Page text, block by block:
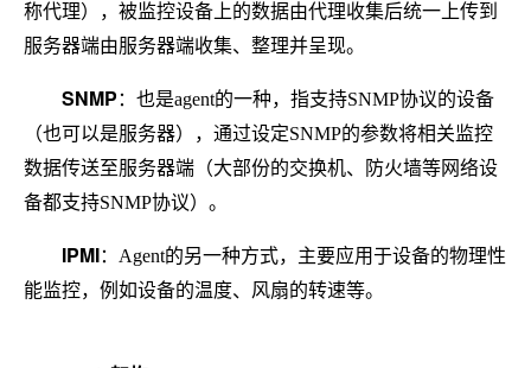
称代理），被监控设备上的数据由代理收集后统一上传到
服务器端由服务器端收集、整理并呈现。
SNMP ：也是agent的一种，指支持SNMP协议的设备
（也可以是服务器），通过设定SNMP的参数将相关监控
数据传送至服务器端（大部份的交换机、防火墙等网络设
备都支持SNMP协议）。
IPMI：Agent的另一种方式，主要应用于设备的物理性
能监控，例如设备的温度、风扇的转速等。